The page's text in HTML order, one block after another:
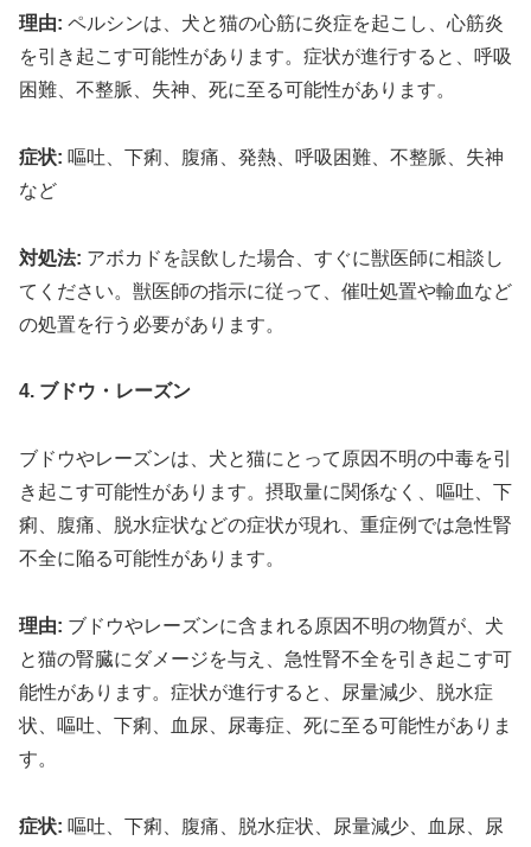
理由: ペルシンは、犬と猫の心筋に炎症を起こし、心筋炎
を引き起こす可能性があります。症状が進行すると、呼吸
困難、不整脈、失神、死に至る可能性があります。
症状: 嘔吐、下痢、腹痛、発熱、呼吸困難、不整脈、失神
など
対処法: アボカドを誤飲した場合、すぐに獣医師に相談し
てください。獣医師の指示に従って、催吐処置や輸血など
の処置を行う必要があります。
4. ブドウ・レーズン
ブドウやレーズンは、犬と猫にとって原因不明の中毒を引
き起こす可能性があります。摂取量に関係なく、嘔吐、下
痢、腹痛、脱水症状などの症状が現れ、重症例では急性腎
不全に陥る可能性があります。
理由: ブドウやレーズンに含まれる原因不明の物質が、犬
と猫の腎臓にダメージを与え、急性腎不全を引き起こす可
能性があります。症状が進行すると、尿量減少、脱水症
状、嘔吐、下痢、血尿、尿毒症、死に至る可能性がありま
す。
症状: 嘔吐、下痢、腹痛、脱水症状、尿量減少、血尿、尿